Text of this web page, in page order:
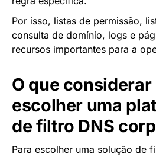
Por isso, listas de permissão,
consulta de domínio, logs e
recursos importantes para a
O que considerar
escolher uma
de filtro DNS
Para escolher uma solução de